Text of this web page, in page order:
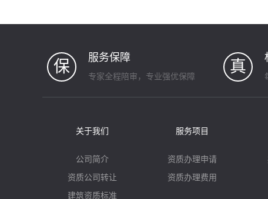
保 服务保障
专家全程陪审，专业强优保障
真
关于我们
公司简介
资质公司转让
建筑资质标准
服务项目
资质办理申请
资质办理费用